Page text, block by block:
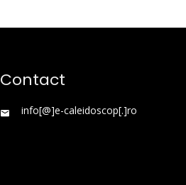
Contact
info[@]e-caleidoscop[.]ro